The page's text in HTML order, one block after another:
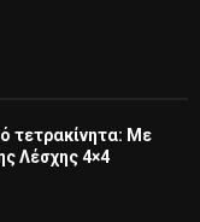
τετρακίνητα: Με
Λέσχης 4×4